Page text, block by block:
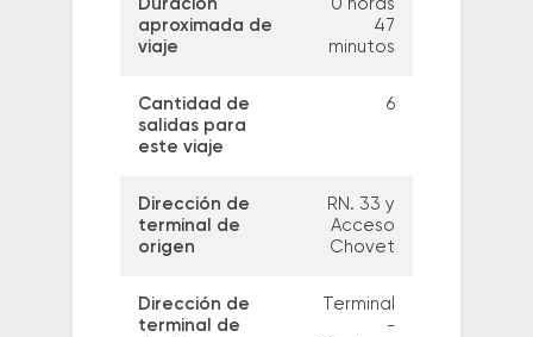
Duración
aproximada de
viaje
0 horas
47
minutos
Cantidad de
salidas para
este viaje
6
Dirección de
terminal de
origen
RN. 33 y
Acceso
Chovet
Dirección de
terminal de
Terminal
-